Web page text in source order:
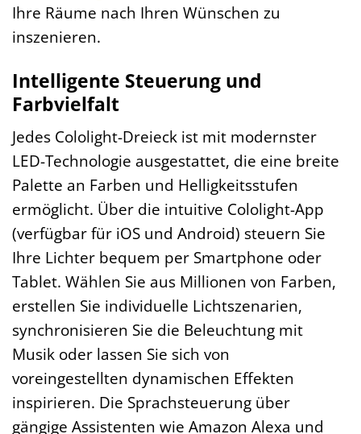
Ihre Räume nach Ihren Wünschen zu
inszenieren.
Intelligente Steuerung und
Farbvielfalt
Jedes Cololight-Dreieck ist mit modernster
LED-Technologie ausgestattet, die eine breite
Palette an Farben und Helligkeitsstufen
ermöglicht. Über die intuitive Cololight-App
(verfügbar für iOS und Android) steuern Sie
Ihre Lichter bequem per Smartphone oder
Tablet. Wählen Sie aus Millionen von Farben,
erstellen Sie individuelle Lichtszenarien,
synchronisieren Sie die Beleuchtung mit
Musik oder lassen Sie sich von
voreingestellten dynamischen Effekten
inspirieren. Die Sprachsteuerung über
gängige Assistenten wie Amazon Alexa und